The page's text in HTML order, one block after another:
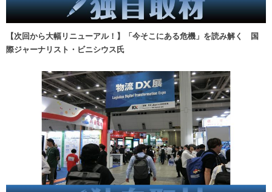
【次回から大幅リニューアル！】「今そこにある危機」を読み解く 国
際ジャーナリスト・ビニシウス氏